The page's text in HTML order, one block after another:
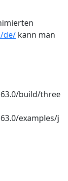
de/ kann man
build/three
examples/j